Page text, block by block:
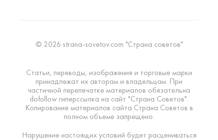
© 2026 strana-sovetov.com "Страна советов"
Статьи, переводы, изображения и торговые марки
принадлежат их авторам и владельцам. При
частичной перепечатке материалов обязательна
dofollow гиперссылка на сайт "Страна Советов".
Копирование материалов сайта Страна Советов в
полном объеме запрещено.
Нарушение настоящих условий будет расцениваться